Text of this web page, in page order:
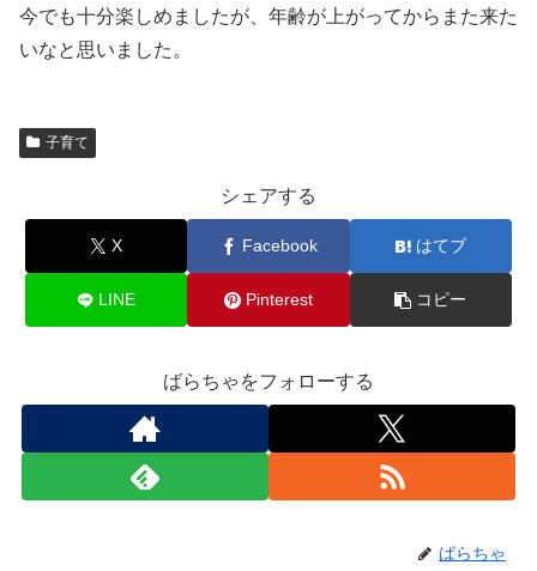
今でも十分楽しめましたが、年齢が上がってからまた来た
いなと思いました。
子育て
シェアする
X Facebook はてブ
LINE Pinterest コピー
ばらちゃをフォローする
ばらちゃ